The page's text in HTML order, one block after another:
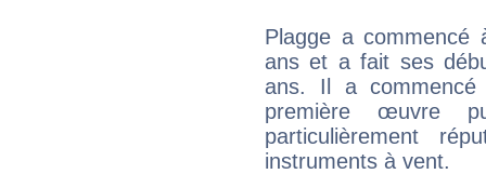
Plagge a
ans et a fait ses
ans. Il a
première œuvre
particulièrement
instruments à vent.